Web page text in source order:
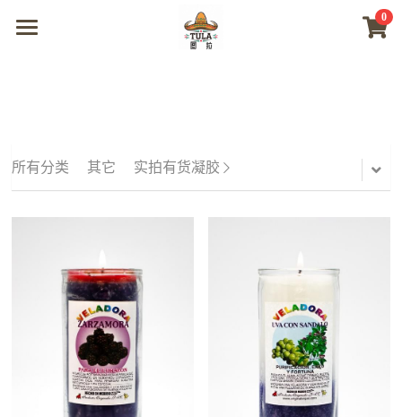
0
我们
登录
搜索
所有分类 其它 实拍有货凝胶
×
商品分类